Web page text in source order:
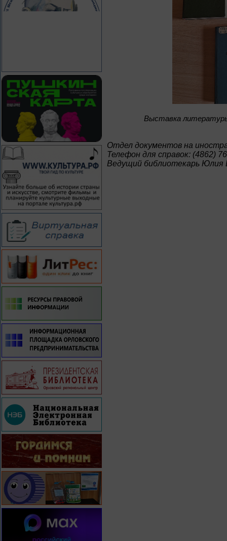
Bыставка литературы
Отдел документов на
Телефон для справок: (4862)
Ведущий библиотекарь Юлия